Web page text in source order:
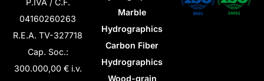
P.IVA / C.F.
04160260263
R.E.A. TV-327718
Cap. Soc.:
300.000,00 € i.v.
Marble
Hydrographics
Carbon Fiber
Hydrographics
Wood-grain